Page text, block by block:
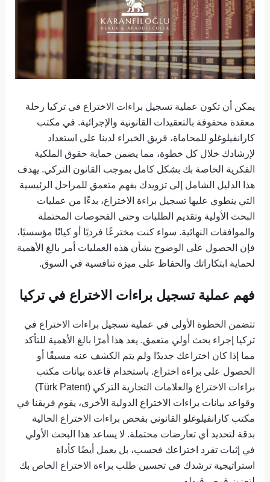
يمكن أن تكون عملية تسجيل براءات الاختراع في تركيا رحلة
معقدة محفوفة بالتعقيدات القانونية والإجرائية. في مكتب
كارانفيلوغلو للمحاماة، فريق الخبراء لدينا على استعداد
لإرشادك خلال كل خطوة، مما يضمن حماية حقوق الملكية
الفكرية الخاصة بك بشكل كامل بموجب القانون التركي. يهدف
هذا الدليل الشامل إلى تزويدك بفهم متعمق للمراحل الرئيسية
التي ينطوي عليها تسجيل براءة الاختراع، بدءًا من عمليات
البحث الأولية وتقديم الطلبات وحتى الفحوصات المحتملة
والموافقات النهائية. سواء كنت مخترعًا فرديًا أو كيانًا مؤسسيًا،
فإن الحصول على الوضوح بشأن هذه العمليات أمر بالغ الأهمية
لحماية ابتكاراتك والحفاظ على ميزة تنافسية في السوق.
فهم عملية تسجيل براءات الاختراع في تركيا
تتضمن الخطوة الأولى في عملية تسجيل براءات الاختراع في
تركيا إجراء بحث أولي متعمق. يعد هذا أمرًا بالغ الأهمية للتأكد
مما إذا كان اختراعك ​​جديدًا ولم يتم الكشف عنه مسبقًا أو
الحصول على براءة اختراع. باستخدام قاعدة بيانات مكتب
براءات الاختراع والعلامات التجارية التركي (Türk Patent)
وقواعد بيانات براءات الاختراع الدولية الأخرى، يقوم فريقنا في
مكتب كارانفيلوغلو القانوني بفحص براءات الاختراع الحالية
بدقة لتحديد أي تعارضات محتملة. لا يساعد هذا البحث الأولي
في إثبات تفرد اختراعك ​​فحسب، بل يعمل أيضًا كأداة
استراتيجية ترشدك في تحسين طلب براءة الاختراع الخاص بك